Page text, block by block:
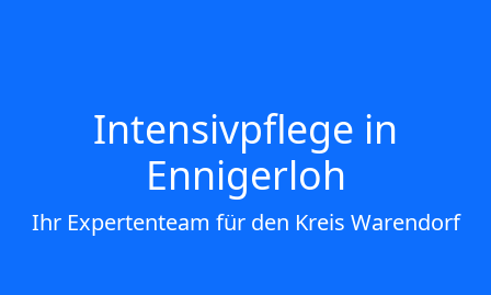
Intensivpflege in
Ennigerloh
Ihr Expertenteam für den Kreis Warendorf